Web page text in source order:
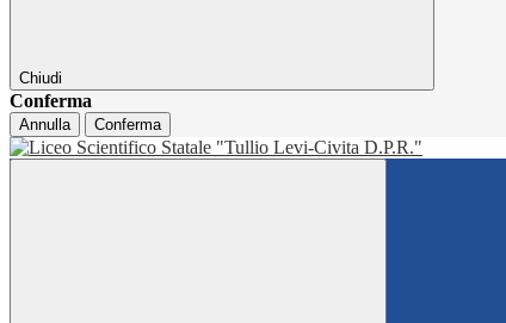
Chiudi
Conferma
Annulla Conferma